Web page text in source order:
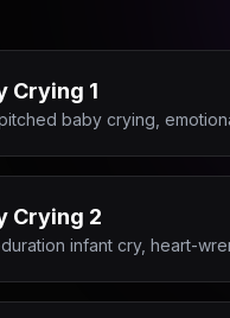
Crying 1
baby crying,
Crying 2
infant cry, heart-